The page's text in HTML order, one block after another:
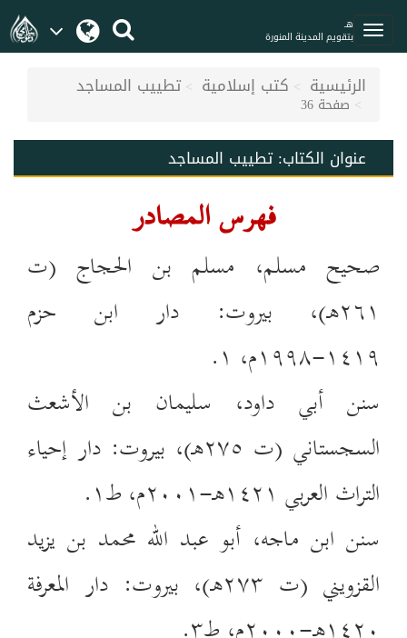
هـ
بتقويم المدينة المنورة
الرئيسية كتب إسلامية تطييب المساجد
صفحة 36
عنوان الكتاب: تطييب المساجد
فهرس المصادر
صحيح مسلم، مسلم بن الحجاج (ت
٢٦١هـ)، بيروت: دار ابن حزم
١٤١٩-١٩٩٨م، ١.
سنن أبي داود، سليمان بن الأشعث
السجستاني (ت ٢٧٥هـ)، بيروت: دار إحياء
التراث العربي ١٤٢١هـ-٢٠٠١م، ط١.
سنن ابن ماجه، أبو عبد الله محمد بن يزيد
القزويني (ت ٢٧٣هـ)، بيروت: دار المعرفة